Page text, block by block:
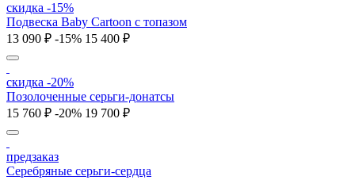
скидка -15%
Подвеска Baby Cartoon с топазом
13 090 ₽ -15% 15 400 ₽
скидка -20%
Позолоченные серьги-донатсы
15 760 ₽ -20% 19 700 ₽
предзаказ
Серебряные серьги-сердца